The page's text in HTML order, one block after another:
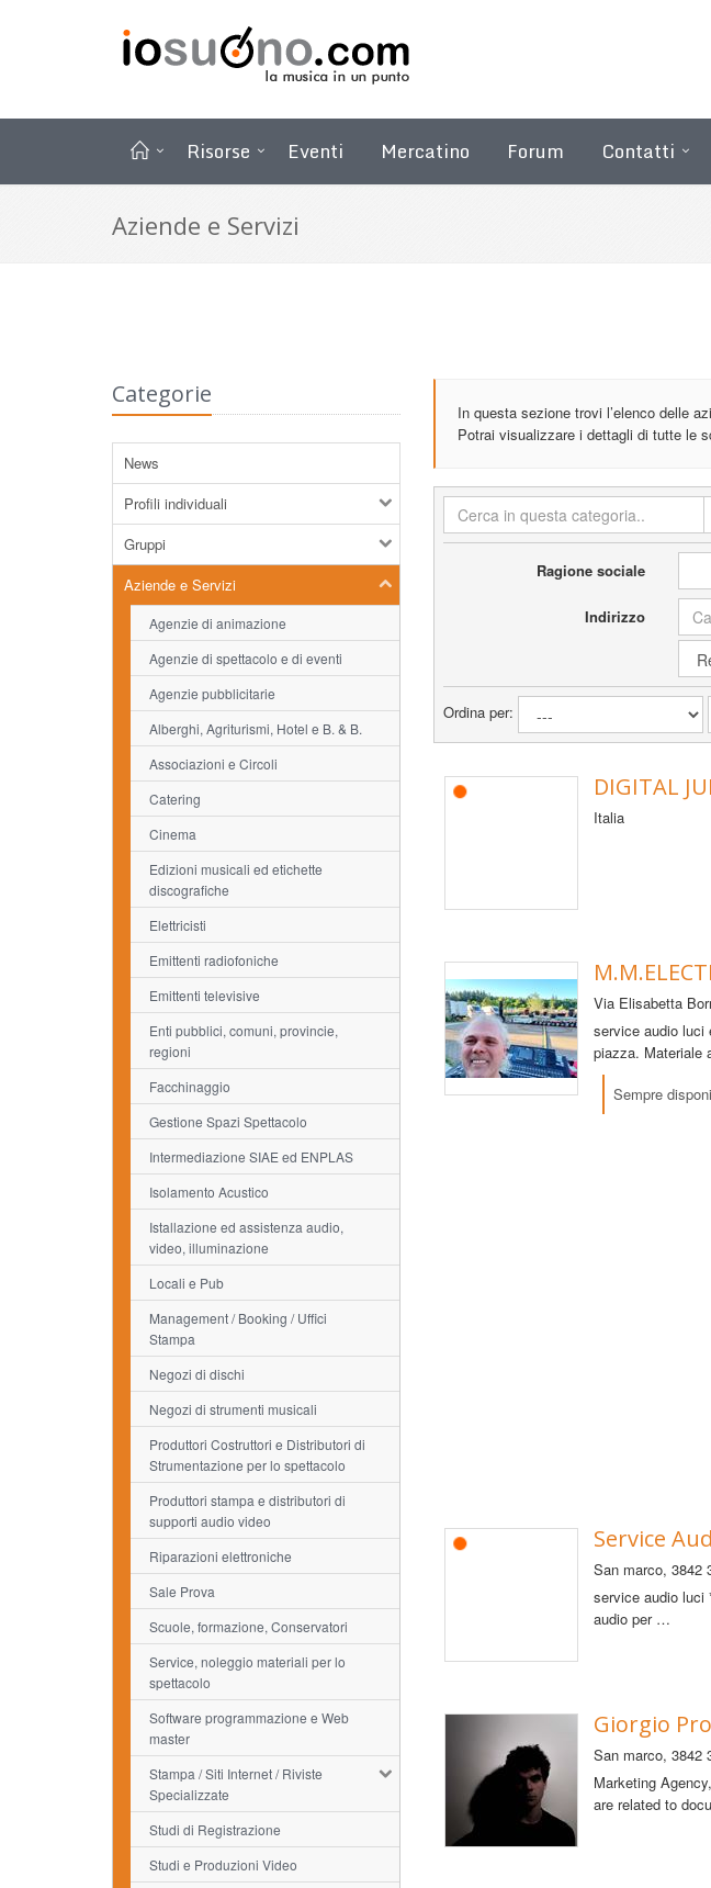
Risorse Eventi Mercatino Forum Contatti
Aziende e Servizi
Categorie
News
Profili individuali
Gruppi
Aziende e Servizi
Agenzie di animazione
Agenzie di spettacolo e di eventi
Agenzie pubblicitarie
Alberghi, Agriturismi, Hotel e B. & B.
Associazioni e Circoli
Catering
Cinema
Edizioni musicali ed etichette
discografiche
Elettricisti
Emittenti radiofoniche
Emittenti televisive
Enti pubblici, comuni, provincie,
regioni
Facchinaggio
Gestione Spazi Spettacolo
Intermediazione SIAE ed ENPLAS
Isolamento Acustico
Istallazione ed assistenza audio,
video, illuminazione
Locali e Pub
Management / Booking / Uffici
Stampa
Negozi di dischi
Negozi di strumenti musicali
Produttori Costruttori e Distributori di
Strumentazione per lo spettacolo
Produttori stampa e distributori di
supporti audio video
Riparazioni elettroniche
Sale Prova
Scuole, formazione, Conservatori
Service, noleggio materiali per lo
spettacolo
Software programmazione e Web
master
Stampa / Siti Internet / Riviste
Specializzate
Studi di Registrazione
Studi e Produzioni Video
In questa sezione trovi l’elenco delle
Potrai visualizzare i dettagli di tutte le
Ragione sociale
Indirizzo
Ordina per:
DIGITAL
Italia
Via Elisabetta
service audio luci
piazza. Materiale
Sempre
Service
San marco, 3842
service audio luci
audio per …
Giorgio
San marco, 3842
Marketing
are related to